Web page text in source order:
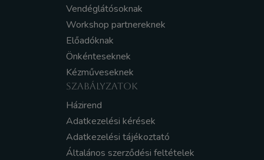
Vendéglátósoknak
Workshop partnereknek
Előadóknak
Önkénteseknek
Kézműveseknek
SZABÁLYZATOK
Házirend
Adatkezelési kérések
Adatkezelési tájékoztató
Általános szerződési feltételek